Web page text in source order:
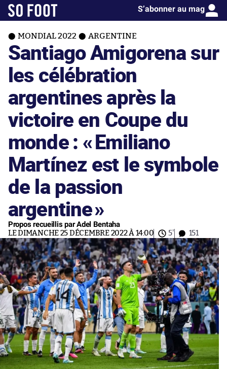
S’abonner au mag
MONDIAL 2022 ARGENTINE
Santiago Amigorena sur
les célébration
argentines après la
victoire en Coupe du
monde : «Emiliano
Martínez est le symbole
de la passion
argentine»
Propos recueillis par Adel Bentaha
LE DIMANCHE 25 DÉCEMBRE 2022 À 14:00 5' 151